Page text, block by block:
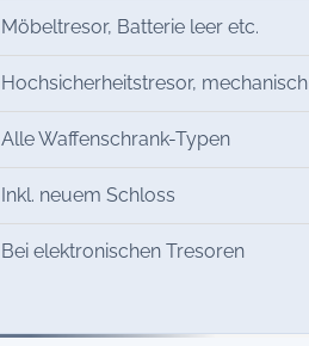
Möbeltresor, Batterie leer etc.
Hochsicherheitstresor, mechanisch
Alle Waffenschrank-Typen
Inkl. neuem Schloss
Bei elektronischen Tresoren